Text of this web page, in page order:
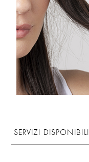
SERVIZI DISPONIBILI